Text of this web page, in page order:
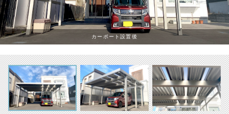
カーポート設置後